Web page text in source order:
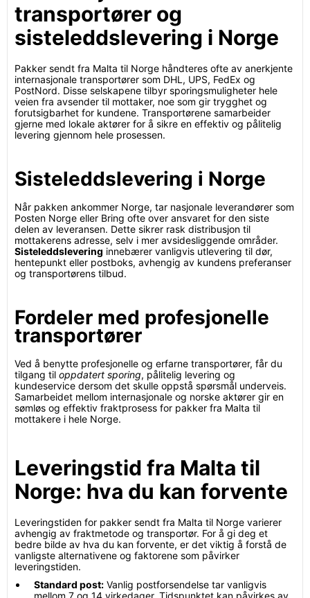
transportører og
sisteleddslevering i Norge
Pakker sendt fra Malta til Norge håndteres ofte av anerkjente
internasjonale transportører som DHL, UPS, FedEx og
PostNord. Disse selskapene tilbyr sporingsmuligheter hele
veien fra avsender til mottaker, noe som gir trygghet og
forutsigbarhet for kundene. Transportørene samarbeider
gjerne med lokale aktører for å sikre en effektiv og pålitelig
levering gjennom hele prosessen.
Sisteleddslevering i Norge
Når pakken ankommer Norge, tar nasjonale leverandører som
Posten Norge eller Bring ofte over ansvaret for den siste
delen av leveransen. Dette sikrer rask distribusjon til
mottakerens adresse, selv i mer avsidesliggende områder.
Sisteleddslevering innebærer vanligvis utlevering til dør,
hentepunkt eller postboks, avhengig av kundens preferanser
og transportørens tilbud.
Fordeler med profesjonelle
transportører
Ved å benytte profesjonelle og erfarne transportører, får du
tilgang til oppdatert sporing, pålitelig levering og
kundeservice dersom det skulle oppstå spørsmål underveis.
Samarbeidet mellom internasjonale og norske aktører gir en
sømløs og effektiv fraktprosess for pakker fra Malta til
mottakere i hele Norge.
Leveringstid fra Malta til
Norge: hva du kan forvente
Leveringstiden for pakker sendt fra Malta til Norge varierer
avhengig av fraktmetode og transportør. For å gi deg et
bedre bilde av hva du kan forvente, er det viktig å forstå de
vanligste alternativene og faktorene som påvirker
leveringstiden.
Standard post: Vanlig postforsendelse tar vanligvis
mellom 7 og 14 virkedager. Tidspunktet kan påvirkes av